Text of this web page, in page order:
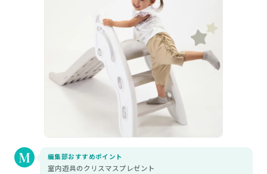
編集部おすすめポイント
室内遊具のクリスマスプレゼント